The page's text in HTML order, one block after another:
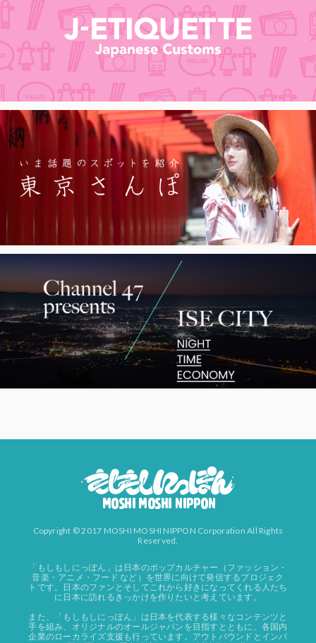
Copyright © 2017 MOSHI MOSHI NIPPON Corporation All Rights
Reserved.
「もしもしにっぽん」は日本のポップカルチャー（ファッション・
音楽・アニメ・フード など）を世界に向けて発信するプロジェク
トです。日本のファンとそしてこれから好きになってくれる人たち
に日本に訪れるきっかけを作りたいと考えています。
また、「もしもしにっぽん」は日本を代表する様々なコンテンツと
手を組み、オリジナルのオールジャパンを目指すとともに、各国内
企業のローカライズ支援も行っています。アウトバウンドとインバ